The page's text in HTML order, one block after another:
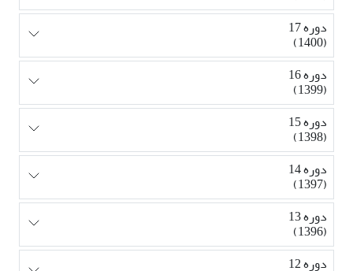
دوره 17
(1400)
دوره 16
(1399)
دوره 15
(1398)
دوره 14
(1397)
دوره 13
(1396)
دوره 12